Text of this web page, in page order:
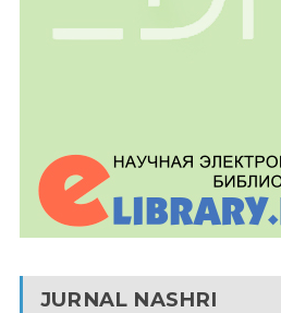
JURNAL NASHRI